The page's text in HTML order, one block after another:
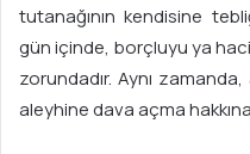
tutanağının kendisine
gün içinde, borçluyu ya
zorundadır. Aynı
aleyhine dava açma